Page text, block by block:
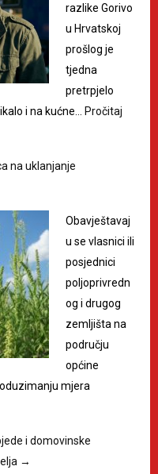
razlike Gorivo
u Hrvatskoj
prošlog je
tjedna
pretrpjelo
i na kućne…
Pročitaj
na uklanjanje
Obavještavaj
u se vlasnici ili
posjednici
poljoprivredn
og i drugog
zemljišta na
području
općine
mjera
i domovinske
→